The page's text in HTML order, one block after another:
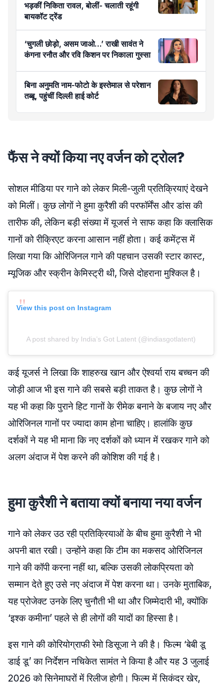
भड़कीं निकिता रावल, बोलीं- चलाती रहूंगी
बायकॉट ट्रेंड
‘चुगली छोड़ो, असम जाओ…’ राखी सावंत ने
कंगना रनौत और रवि किशन पर निकाला गुस्सा
बिना अनुमति नाम-फोटो के इस्तेमाल से परेशान
तब्बू, पहुंचीं दिल्ली हाई कोर्ट
फैंस ने क्यों किया नए वर्जन को ट्रोल?
सोशल मीडिया पर गाने को लेकर मिली-जुली प्रतिक्रियाएं देखने
को मिलीं। कुछ लोगों ने हुमा कुरैशी की परफॉर्मेंस और डांस की
तारीफ की, लेकिन बड़ी संख्या में यूजर्स ने साफ कहा कि क्लासिक
गानों को रीक्रिएट करना आसान नहीं होता। कई कमेंट्स में
लिखा गया कि ओरिजिनल गाने की पहचान उसकी स्टार कास्ट,
म्यूजिक और स्क्रीन केमिस्ट्री थी, जिसे दोहराना मुश्किल है।
View this post on Instagram
A post shared by India’s Got Latent (@indiasgotlatent)
कई यूजर्स ने लिखा कि शाहरुख खान और ऐश्वर्या राय बच्चन की
जोड़ी आज भी इस गाने की सबसे बड़ी ताकत है। कुछ लोगों ने
यह भी कहा कि पुराने हिट गानों के रीमेक बनाने के बजाय नए और
ओरिजिनल गानों पर ज्यादा काम होना चाहिए। हालांकि कुछ
दर्शकों ने यह भी माना कि नए दर्शकों को ध्यान में रखकर गाने को
अलग अंदाज में पेश करने की कोशिश की गई है।
हुमा कुरैशी ने बताया क्यों बनाया नया वर्जन
गाने को लेकर उठ रही प्रतिक्रियाओं के बीच हुमा कुरैशी ने भी
अपनी बात रखी। उन्होंने कहा कि टीम का मकसद ओरिजिनल
गाने की कॉपी करना नहीं था, बल्कि उसकी लोकप्रियता को
सम्मान देते हुए उसे नए अंदाज में पेश करना था। उनके मुताबिक,
यह प्रोजेक्ट उनके लिए चुनौती भी था और जिम्मेदारी भी, क्योंकि
‘इश्क कमीना’ पहले से ही लोगों की यादों का हिस्सा है।
इस गाने की कोरियोग्राफी रेमो डिसूजा ने की है। फिल्म ‘बेबी डू
डाई डू’ का निर्देशन नचिकेत सामंत ने किया है और यह 3 जुलाई
2026 को सिनेमाघरों में रिलीज होगी। फिल्म में सिकंदर खेर,